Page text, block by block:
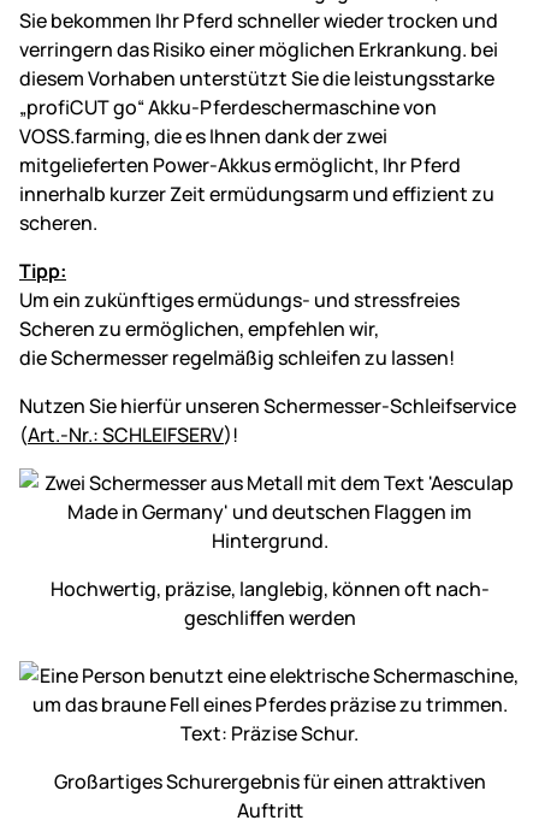
Sie bekommen Ihr Pferd schneller wieder trocken und
verringern das Risiko einer möglichen Erkrankung. bei
diesem Vorhaben unterstützt Sie die leistungsstarke
„profiCUT go“ Akku-Pferdeschermaschine von
VOSS.farming, die es Ihnen dank der zwei
mitgelieferten Power-Akkus ermöglicht, Ihr Pferd
innerhalb kurzer Zeit ermüdungsarm und effizient zu
scheren.
Tipp:
Um ein zukünftiges ermüdungs- und stressfreies
Scheren zu ermöglichen, empfehlen wir,
die Schermesser regelmäßig schleifen zu lassen!
Nutzen Sie hierfür unseren Schermesser-Schleifservice
(Art.-Nr.: SCHLEIFSERV)!
Hochwertig, präzise, langlebig, können oft nach­
geschliffen werden
Großartiges Schur­ergebnis für einen attraktiven
Auftritt